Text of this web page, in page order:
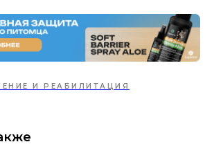
И РЕАБИЛИТАЦИЯ
кошки
растения